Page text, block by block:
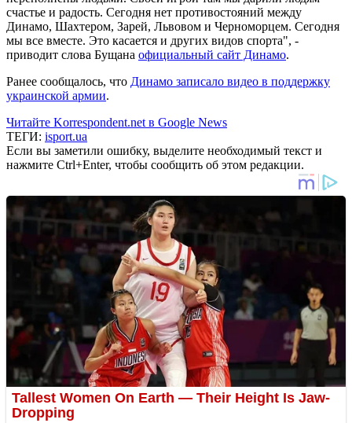
счастье и радость. Сегодня нет противостояний между
Динамо, Шахтером, Зарей, Львовом и Черноморцем. Сегодня
мы все вместе. Это касается и других видов спорта", -
приводит слова Бущана официальный сайт Динамо.
Ранее сообщалось, что Динамо записало видео в поддержку
украинской армии.
Читайте Korrespondent.net в Google News
ТЕГИ: isport.ua
Если вы заметили ошибку, выделите необходимый текст и
нажмите Ctrl+Enter, чтобы сообщить об этом редакции.